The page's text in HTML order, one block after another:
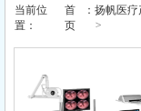
当前位
置：
首
页
：扬帆医
>